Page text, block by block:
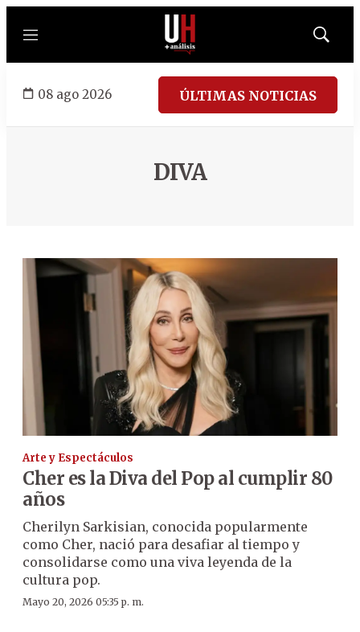
Menú
Mostrar
08 ago 2026 ÚLTIMAS NOTICIAS
DIVA
Arte y Espectáculos
Cher es la Diva del Pop al cumplir 80
años
Cherilyn Sarkisian, conocida popularmente
como Cher, nació para desafiar al tiempo y
consolidarse como una viva leyenda de la
cultura pop.
Mayo 20, 2026 05:35 p. m.